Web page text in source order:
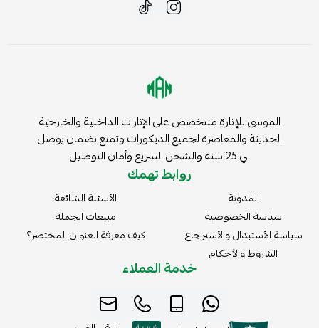
الموسى للإنارة متتخصص على الإنارات الداخلية والخارجية
الحديثة والمعاصرة لجميع الديكورات وتمتع بضمان يوصل
الي 25 سنة والشحن السريع وأمان التوصيل
روابط تهمك
المدونة
سياسة الخصوصية
سياسة الأستبدال والأسترجاع
الشروط والأحكام
الأسئلة الشائعة
مبيعات الجملة
كيف معرفة العنوان المختصر؟
خدمة العملاء